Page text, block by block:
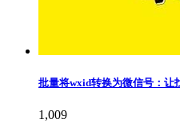
批量将wxid转换为微信号：让
1,009